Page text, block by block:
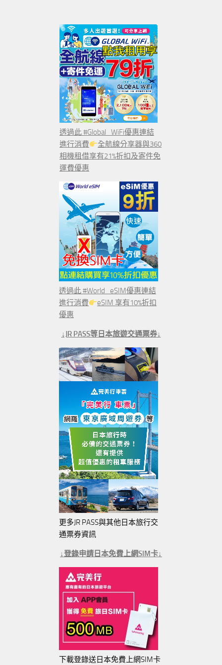
透過此 #Global_WiFi優惠連結
進行消費
全航線分享器與360
相機租借享有21%折扣及寄件免
運費優惠
透過此 #World_eSIM優惠連結
進行消費
eSIM 享有10%折扣
優惠
↓JR PASS等日本旅遊交通票券↓
更多JR PASS與其他日本旅行交
通票券資訊
↓登錄申請日本免費上網SIM卡↓
下載登錄送日本免費上網SIM卡